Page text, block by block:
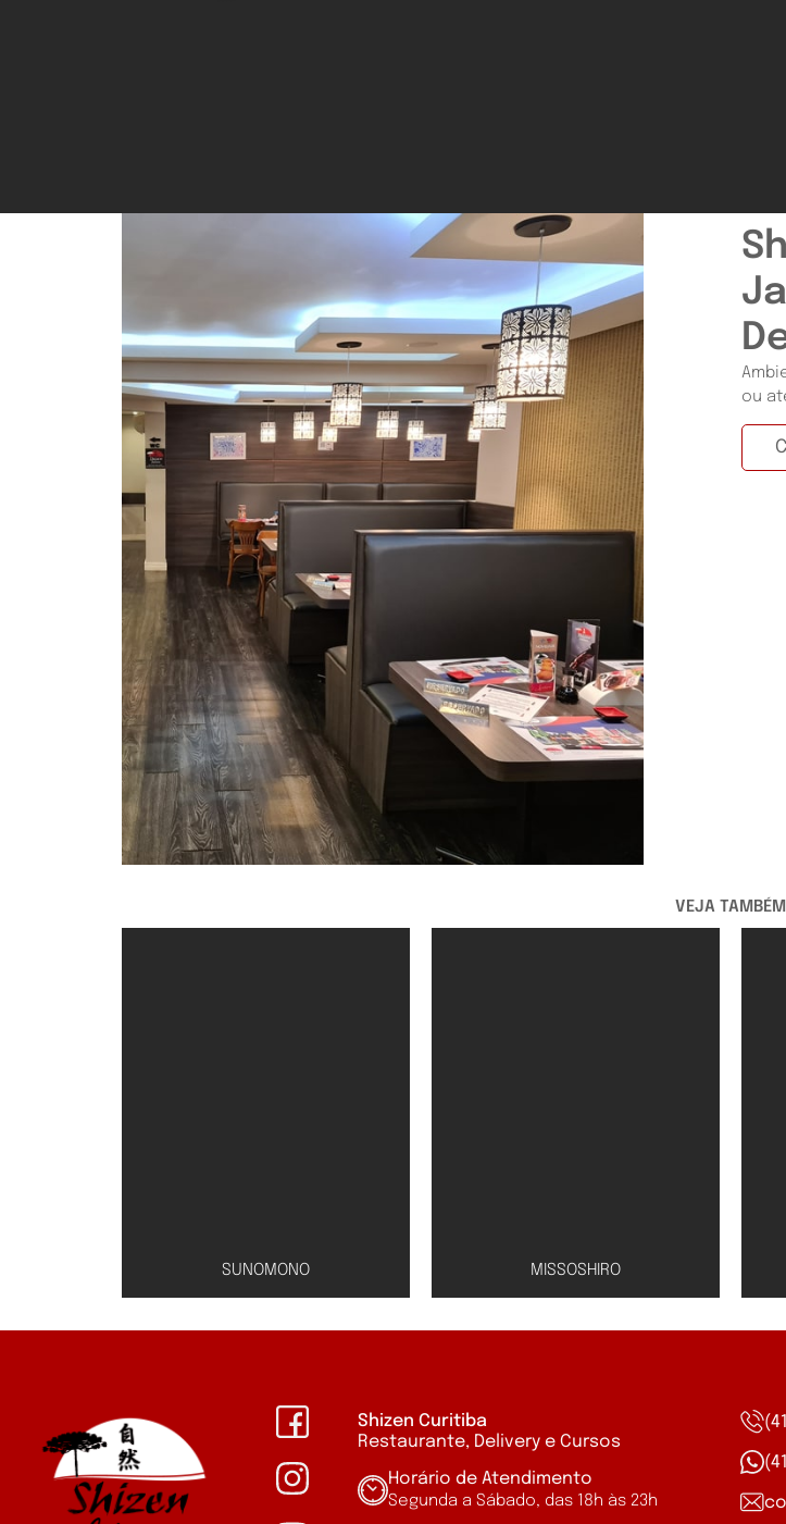
ou
VEJA TAMBÉM
SUNOMONO
Conserva de pepino
MISSOSHIRO
Caldo à base de missô, tofu,
shoyu e cebolinha
Shizen Curitiba
Restaurante, Delivery e Cursos
Horário de Atendimento
Segunda a Sábado, das 18h às 23h